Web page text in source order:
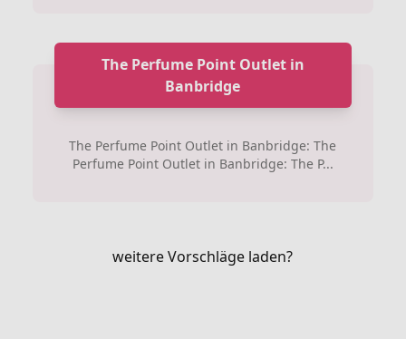
The Perfume Point Outlet in
Banbridge
The Perfume Point Outlet in Banbridge: The
Perfume Point Outlet in Banbridge: The P...
weitere Vorschläge laden?